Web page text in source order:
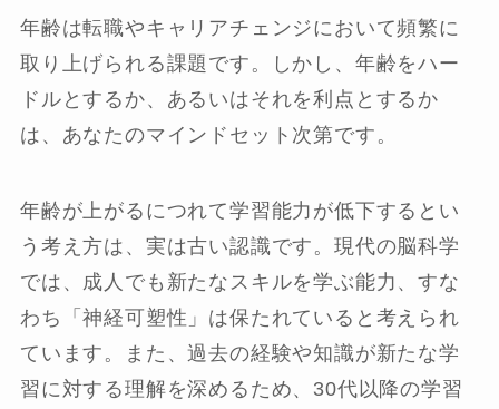
年齢は転職やキャリアチェンジにおいて頻繁に
取り上げられる課題です。しかし、年齢をハー
ドルとするか、あるいはそれを利点とするか
は、あなたのマインドセット次第です。
年齢が上がるにつれて学習能力が低下するとい
う考え方は、実は古い認識です。現代の脳科学
では、成人でも新たなスキルを学ぶ能力、すな
わち「神経可塑性」は保たれていると考えられ
ています。また、過去の経験や知識が新たな学
習に対する理解を深めるため、30代以降の学習